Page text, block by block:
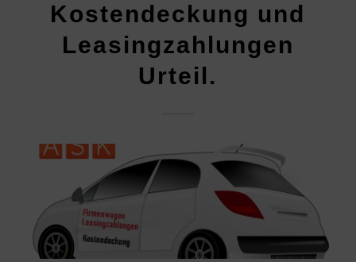
Kostendeckung und
Leasingzahlungen
Urteil.